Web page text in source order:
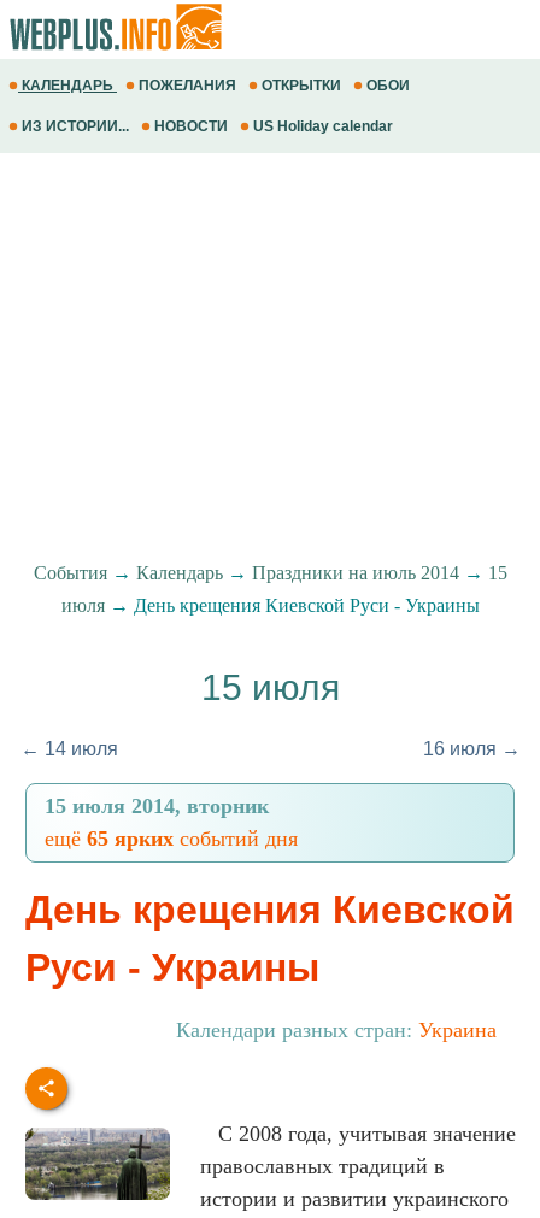
КАЛЕНДАРЬ ПОЖЕЛАНИЯ ОТКРЫТКИ ОБОИ
ИЗ ИСТОРИИ... НОВОСТИ US Holiday calendar
События→ Календарь→ Праздники на июль 2014→ 15
июля→ День крещения Киевской Руси - Украины
15 июля
← 14 июля 16 июля →
15 июля 2014, вторник
ещё 65 ярких событий дня
День крещения Киевской
Руси - Украины
Календари разных стран: Украина
С 2008 года, учитывая значение
православных традиций в
истории и развитии украинского